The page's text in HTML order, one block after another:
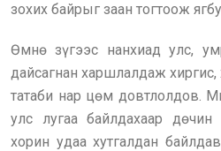
зохих байрыг заан тогтоож
Өмнө зүгээс нанхиад улс,
дайсагнан харшлалдаж хиргис,
татаби нар цөм довтлолдов.
улс лугаа байлдахаар
хорин удаа хутгалдан